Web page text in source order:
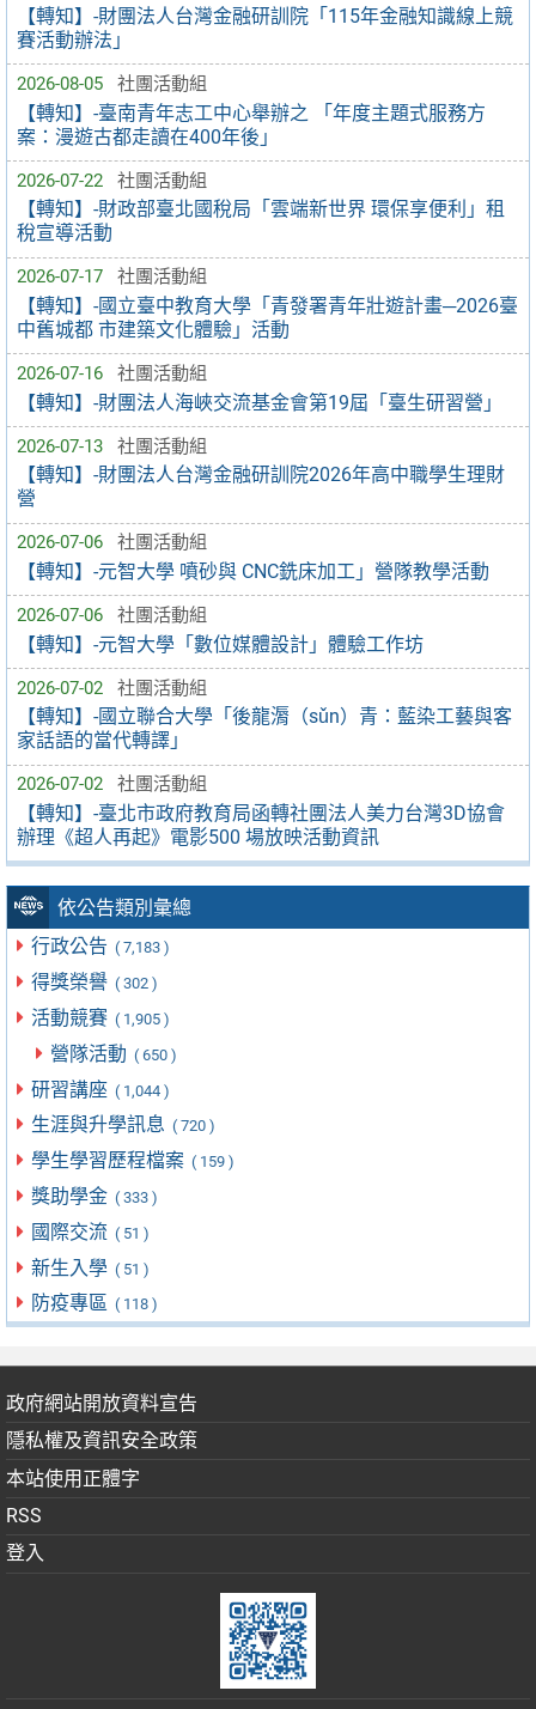
【轉知】-財團法人台灣金融研訓院「115年金融知識線上競
賽活動辦法」
2026-08-05 社團活動組
【轉知】-臺南青年志工中心舉辦之 「年度主題式服務方
案：漫遊古都走讀在400年後」
2026-07-22 社團活動組
【轉知】-財政部臺北國稅局「雲端新世界 環保享便利」租
稅宣導活動
2026-07-17 社團活動組
【轉知】-國立臺中教育大學「青發署青年壯遊計畫─2026臺
中舊城都 市建築文化體驗」活動
2026-07-16 社團活動組
【轉知】-財團法人海峽交流基金會第19屆「臺生研習營」
2026-07-13 社團活動組
【轉知】-財團法人台灣金融研訓院2026年高中職學生理財
營
2026-07-06 社團活動組
【轉知】-元智大學 噴砂與 CNC銑床加工」營隊教學活動
2026-07-06 社團活動組
【轉知】-元智大學「數位媒體設計」體驗工作坊
2026-07-02 社團活動組
【轉知】-國立聯合大學「後龍漘（sǔn）青：藍染工藝與客
家話語的當代轉譯」
2026-07-02 社團活動組
【轉知】-臺北市政府教育局函轉社團法人美力台灣3D協會
辦理《超人再起》電影500 場放映活動資訊
依公告類別彙總
行政公告 ( 7,183 )
得獎榮譽 ( 302 )
活動競賽 ( 1,905 )
營隊活動 ( 650 )
研習講座 ( 1,044 )
生涯與升學訊息 ( 720 )
學生學習歷程檔案 ( 159 )
獎助學金 ( 333 )
國際交流 ( 51 )
新生入學 ( 51 )
防疫專區 ( 118 )
政府網站開放資料宣告
隱私權及資訊安全政策
本站使用正體字
RSS
登入